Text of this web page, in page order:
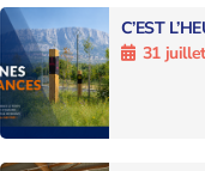
C’EST
31